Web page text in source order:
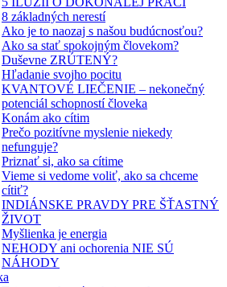
8 základných nerestí
Ako je to naozaj s našou budúcnosťou?
Ako sa stať spokojným človekom?
Duševne ZRÚTENÝ?
Hľadanie svojho pocitu
KVANTOVÉ LIEČENIE – nekonečný
potenciál schopností človeka
Konám ako cítim
Prečo pozitívne myslenie niekedy
nefunguje?
Priznať si, ako sa cítime
Vieme si vedome voliť, ako sa chceme
cítiť?
INDIÁNSKE PRAVDY PRE ŠŤASTNÝ
ŽIVOT
Myšlienka je energia
NEHODY ani ochorenia NIE SÚ
NÁHODY